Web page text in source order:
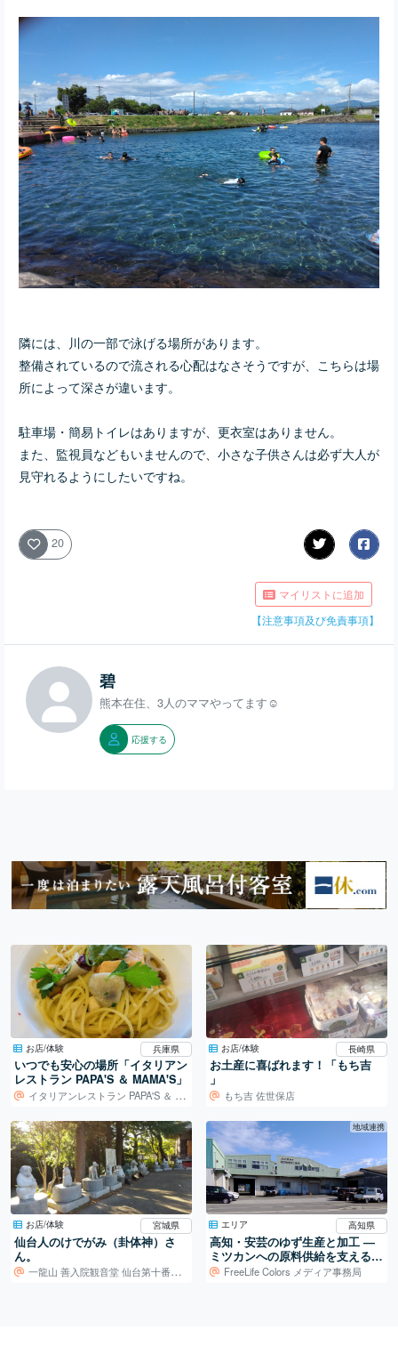
隣には、川の一部で泳げる場所があります。
整備されているので流される心配はなさそうですが、 こちらは場
所によって深さが違います。
駐車場・簡易トイレはありますが、更衣室はありません。
また、監視員などもいませんので、小さな子供さんは必ず大人が
見守れるようにしたいですね。
20
マイリストに追加
【注意事項及び免責事項】
碧
熊本在住、3人のママやってます☺
応援する
お店/体験 兵庫県
いつでも安心の場所「イタリアン
レストラン PAPA'S ＆ MAMA'S」
イタリアンレストラン PAPA'S ＆ MAMA'S
お店/体験 長崎県
お土産に喜ばれます！「もち吉
」
もち吉 佐世保店
お店/体験 宮城県
仙台人のけでがみ（卦体神）さ
ん。
一龍山 善入院観音堂 仙台第十番札所
地域連携
エリア 高知県
高知・安芸のゆず生産と加工 ―
ミツカンへの原料供給を支える仕
組みFreeLife Colors メディア事務局